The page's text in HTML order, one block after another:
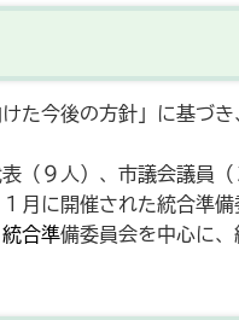
た今後の方針」に基づ
（９人）、市議会議員（
月に開催された統合準
合準備委員会を中心に